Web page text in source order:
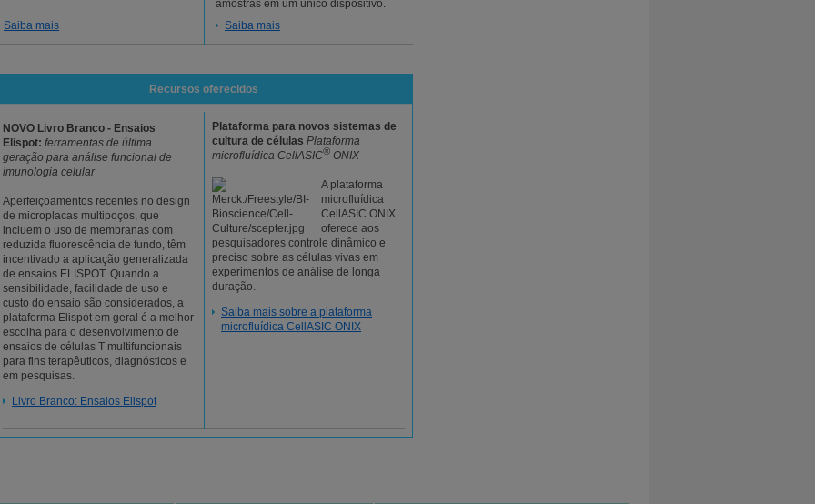
amostras em um único dispositivo.
Saiba mais
Saiba mais
Recursos oferecidos
NOVO Livro Branco - Ensaios
Elispot: ferramentas de última
geração para análise funcional de
imunologia celular
Aperfeiçoamentos recentes no design
de microplacas multipoços, que
incluem o uso de membranas com
reduzida fluorescência de fundo, têm
incentivado a aplicação generalizada
de ensaios ELISPOT. Quando a
sensibilidade, facilidade de uso e
custo do ensaio são considerados, a
plataforma Elispot em geral é a melhor
escolha para o desenvolvimento de
ensaios de células T multifuncionais
para fins terapêuticos, diagnósticos e
em pesquisas.
Livro Branco: Ensaios Elispot
Plataforma para novos sistemas de
cultura de células Plataforma
microfluídica CellASIC® ONIX
A plataforma
microfluídica
CellASIC ONIX
oferece aos
pesquisadores controle dinâmico e
preciso sobre as células vivas em
experimentos de análise de longa
duração.
Saiba mais sobre a plataforma
microfluídica CellASIC ONIX